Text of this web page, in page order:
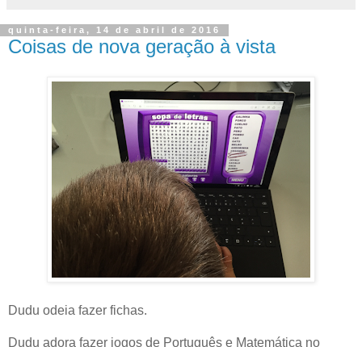
quinta-feira, 14 de abril de 2016
Coisas de nova geração à vista
Dudu odeia fazer fichas.
Dudu adora fazer jogos de Português e Matemática no